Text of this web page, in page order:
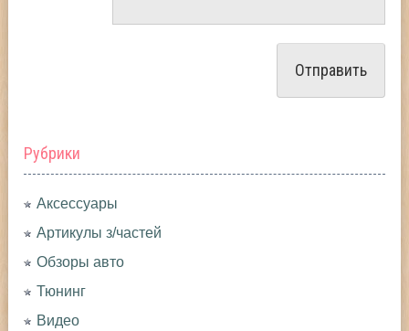
Рубрики
Аксессуары
Артикулы з/частей
Обзоры авто
Тюнинг
Видео